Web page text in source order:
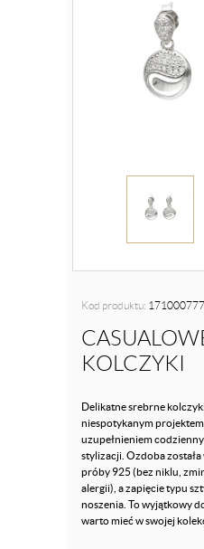
Kod produktu:
KOLCZYKI
Delikatne srebrne
niespotykanym
uzupełnieniem
stylizacji. Ozdoba
próby 925 (bez niklu,
alergii), a zapięcie typu
noszenia. To wyjątkowy
warto mieć w swojej